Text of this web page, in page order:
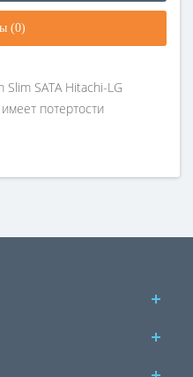
(0)
SATA Hitachi-LG
потертости